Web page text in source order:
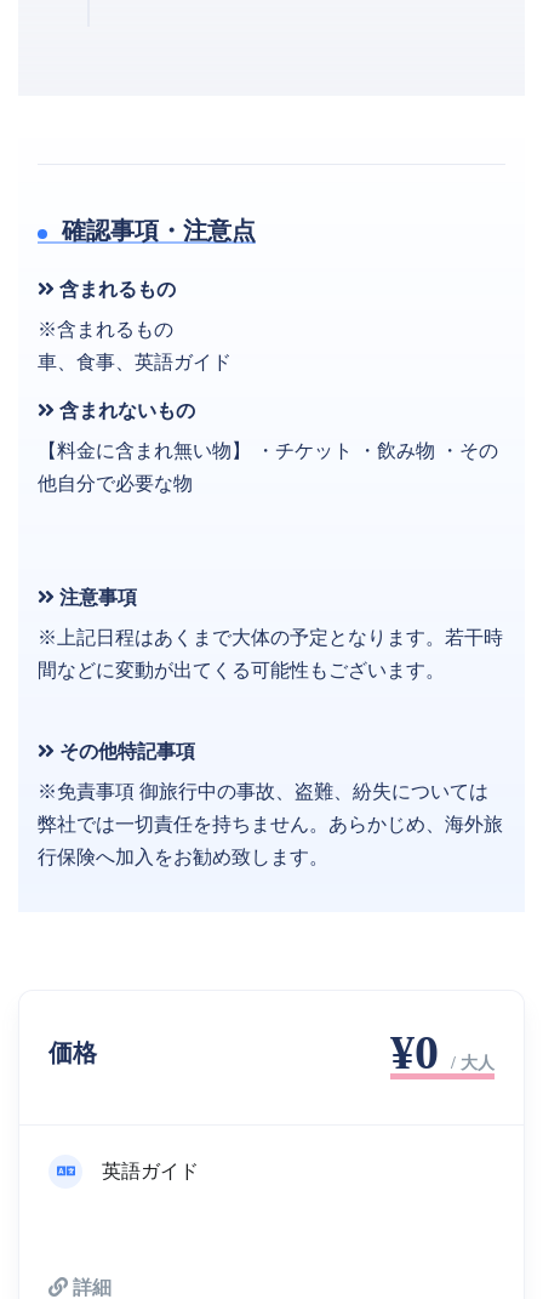
確認事項・注意点
含まれるもの
※含まれるもの
車、食事、英語ガイド
含まれないもの
【料金に含まれ無い物】 ・チケット ・飲み物 ・その
他自分で必要な物
注意事項
※上記日程はあくまで大体の予定となります。若干時
間などに変動が出てくる可能性もございます。
その他特記事項
※免責事項 御旅行中の事故、盗難、紛失については
弊社では一切責任を持ちません。あらかじめ、海外旅
行保険へ加入をお勧め致します。
価格 ¥0 / 大人
英語ガイド
詳細